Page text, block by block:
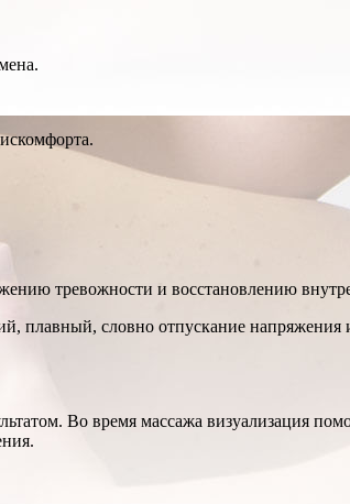
тревожности и восстановлению
плавный, словно отпускание напряжения
Во время массажа визуализация